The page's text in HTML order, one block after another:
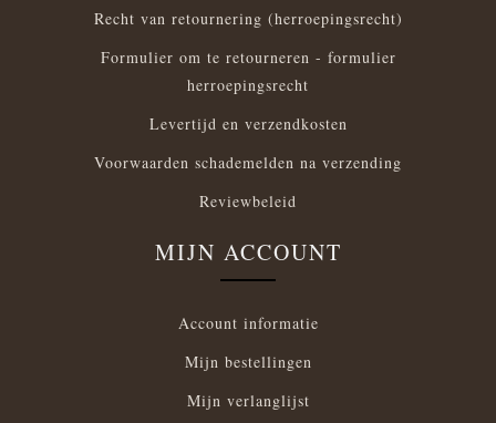
Recht van retournering (herroepingsrecht)
Formulier om te retourneren - formulier
herroepingsrecht
Levertijd en verzendkosten
Voorwaarden schademelden na verzending
Reviewbeleid
MIJN ACCOUNT
Account informatie
Mijn bestellingen
Mijn verlanglijst